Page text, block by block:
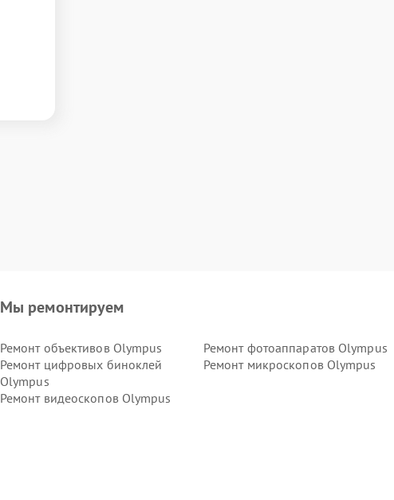
Мы ремонтируем
Ремонт объективов Olympus
Ремонт фотоаппаратов Olympus
Ремонт цифровых биноклей
Olympus
Ремонт микроскопов Olympus
Ремонт видеоскопов Olympus